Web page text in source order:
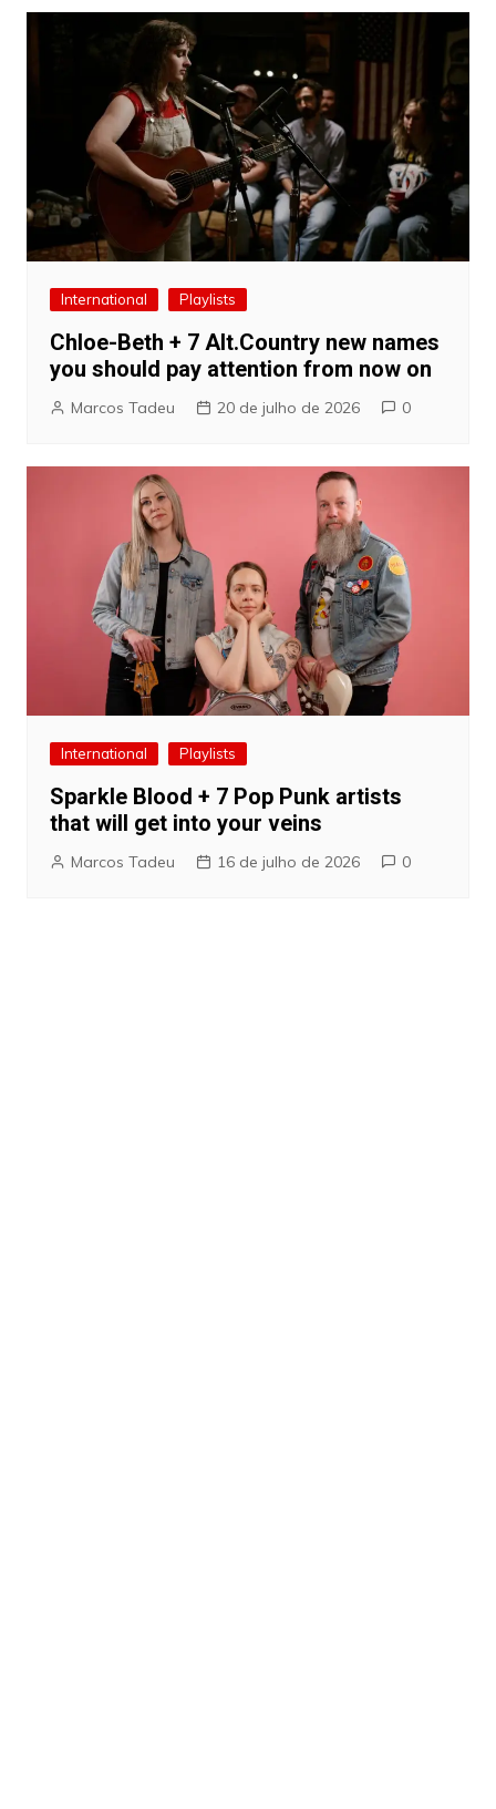
International Playlists
Chloe-Beth + 7 Alt.Country new names
you should pay attention from now on
Marcos Tadeu 20 de julho de 2026 0
International Playlists
Sparkle Blood + 7 Pop Punk artists
that will get into your veins
Marcos Tadeu 16 de julho de 2026 0